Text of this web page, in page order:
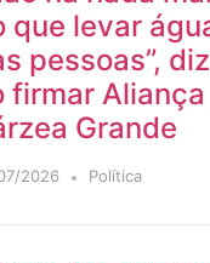
que levar
pessoas”,
firmar
Grande
2026 Política